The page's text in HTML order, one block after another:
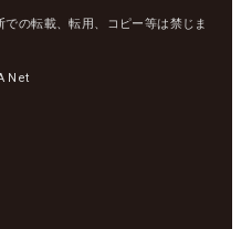
の転載、転用、コピー等は禁じま
Net